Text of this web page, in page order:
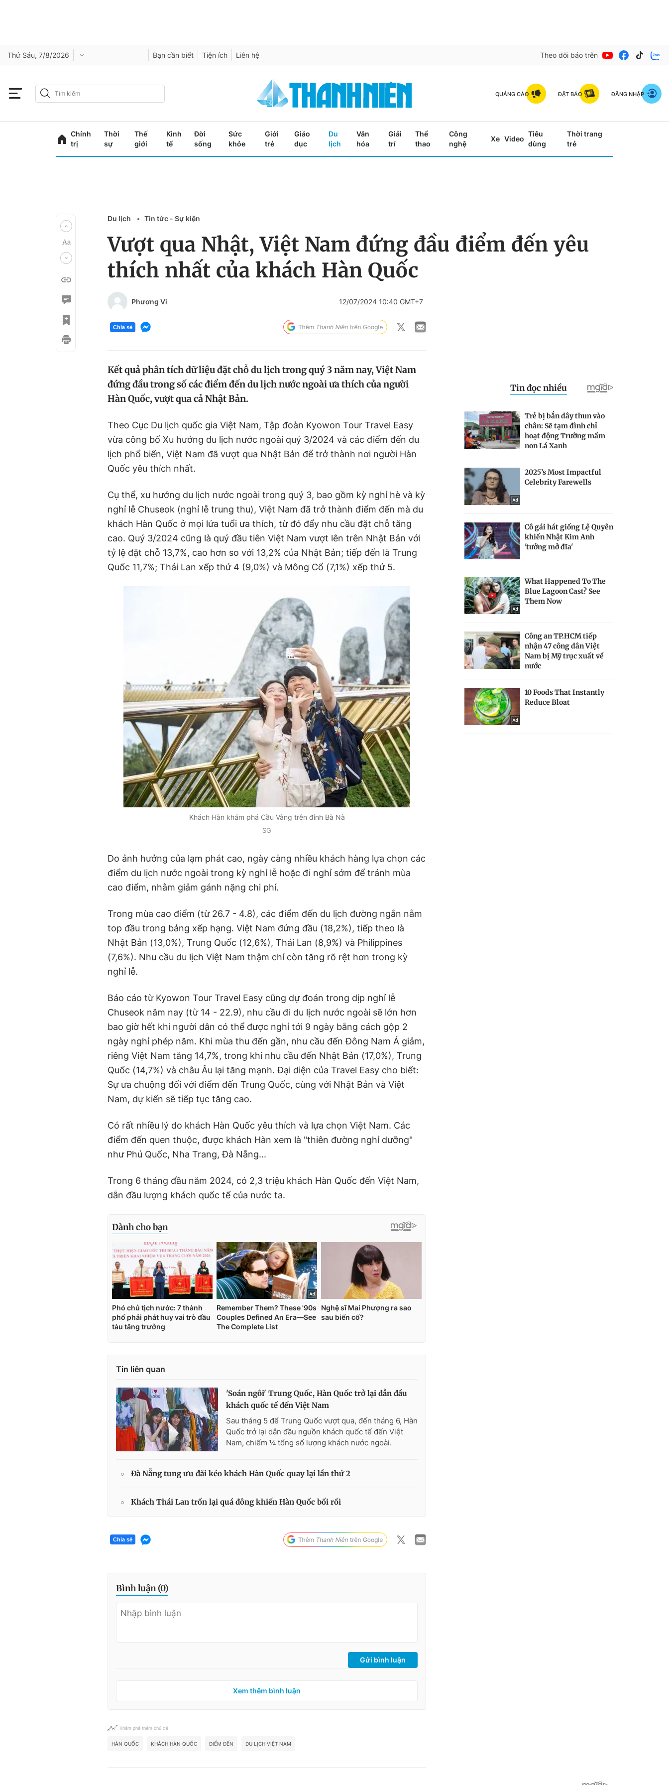
Thứ Sáu, 7/8/2026 Bạn cần biết Tiện ích Liên hệ Theo dõi báo trên
QUẢNG CÁO ĐẶT BÁO ĐĂNG NHẬP
Chính
trị
Thời
sự
Thế
giới
Kinh
tế
Đời
sống
Sức
khỏe
Giới
trẻ
Giáo
dục
Du
lịch
Văn
hóa
Giải
trí
Thể
thao
Công
nghệ
Xe Video
Tiêu
dùng
Thời trang
trẻ
Du lịch Tin tức - Sự kiện
Vượt qua Nhật, Việt Nam đứng đầu điểm đến yêu
thích nhất của khách Hàn Quốc
Phương Vi 12/07/2024 10:40 GMT+7
Chia sẻ
Kết quả phân tích dữ liệu đặt chỗ du lịch trong quý 3 năm nay, Việt Nam
đứng đầu trong số các điểm đến du lịch nước ngoài ưa thích của người
Hàn Quốc, vượt qua cả Nhật Bản.
Theo Cục Du lịch quốc gia Việt Nam, Tập đoàn Kyowon Tour Travel Easy
vừa công bố Xu hướng du lịch nước ngoài quý 3/2024 và các điểm đến du
lịch phổ biến, Việt Nam đã vượt qua Nhật Bản để trở thành nơi người Hàn
Quốc yêu thích nhất.
Cụ thể, xu hướng du lịch nước ngoài trong quý 3, bao gồm kỳ nghỉ hè và kỳ
nghỉ lễ Chuseok (nghỉ lễ trung thu), Việt Nam đã trở thành điểm đến mà du
khách Hàn Quốc ở mọi lứa tuổi ưa thích, từ đó đẩy nhu cầu đặt chỗ tăng
cao. Quý 3/2024 cũng là quý đầu tiên Việt Nam vượt lên trên Nhật Bản với
tỷ lệ đặt chỗ 13,7%, cao hơn so với 13,2% của Nhật Bản; tiếp đến là Trung
Quốc 11,7%; Thái Lan xếp thứ 4 (9,0%) và Mông Cổ (7,1%) xếp thứ 5.
Khách Hàn khám phá Cầu Vàng trên đỉnh Bà Nà
SG
Do ảnh hưởng của lạm phát cao, ngày càng nhiều khách hàng lựa chọn các
điểm du lịch nước ngoài trong kỳ nghỉ lễ hoặc đi nghỉ sớm để tránh mùa
cao điểm, nhằm giảm gánh nặng chi phí.
Trong mùa cao điểm (từ 26.7 - 4.8), các điểm đến du lịch đường ngắn nằm
top đầu trong bảng xếp hạng. Việt Nam đứng đầu (18,2%), tiếp theo là
Nhật Bản (13,0%), Trung Quốc (12,6%), Thái Lan (8,9%) và Philippines
(7,6%). Nhu cầu du lịch Việt Nam thậm chí còn tăng rõ rệt hơn trong kỳ
nghỉ lễ.
Báo cáo từ Kyowon Tour Travel Easy cũng dự đoán trong dịp nghỉ lễ
Chuseok năm nay (từ 14 - 22.9), nhu cầu đi du lịch nước ngoài sẽ lớn hơn
bao giờ hết khi người dân có thể được nghỉ tới 9 ngày bằng cách gộp 2
ngày nghỉ phép năm. Khi mùa thu đến gần, nhu cầu đến Đông Nam Á giảm,
riêng Việt Nam tăng 14,7%, trong khi nhu cầu đến Nhật Bản (17,0%), Trung
Quốc (14,7%) và châu Âu lại tăng mạnh. Đại diện của Travel Easy cho biết:
Sự ưa chuộng đối với điểm đến Trung Quốc, cùng với Nhật Bản và Việt
Nam, dự kiến sẽ tiếp tục tăng cao.
Có rất nhiều lý do khách Hàn Quốc yêu thích và lựa chọn Việt Nam. Các
điểm đến quen thuộc, được khách Hàn xem là "thiên đường nghỉ dưỡng"
như Phú Quốc, Nha Trang, Đà Nẵng...
Trong 6 tháng đầu năm 2024, có 2,3 triệu khách Hàn Quốc đến Việt Nam,
dẫn đầu lượng khách quốc tế của nước ta.
Tin liên quan
'Soán ngôi' Trung Quốc, Hàn Quốc trở lại dẫn đầu
khách quốc tế đến Việt Nam
Sau tháng 5 để Trung Quốc vượt qua, đến tháng 6, Hàn
Quốc trở lại dẫn đầu nguồn khách quốc tế đến Việt
Nam, chiếm ¼ tổng số lượng khách nước ngoài.
Đà Nẵng tung ưu đãi kéo khách Hàn Quốc quay lại lần thứ 2
Khách Thái Lan trốn lại quá đông khiến Hàn Quốc bối rối
Chia sẻ
Bình luận (0)
Gửi bình luận
Xem thêm bình luận
Khám phá thêm chủ đề
HÀN QUỐC KHÁCH HÀN QUỐC ĐIỂM ĐẾN DU LỊCH VIỆT NAM